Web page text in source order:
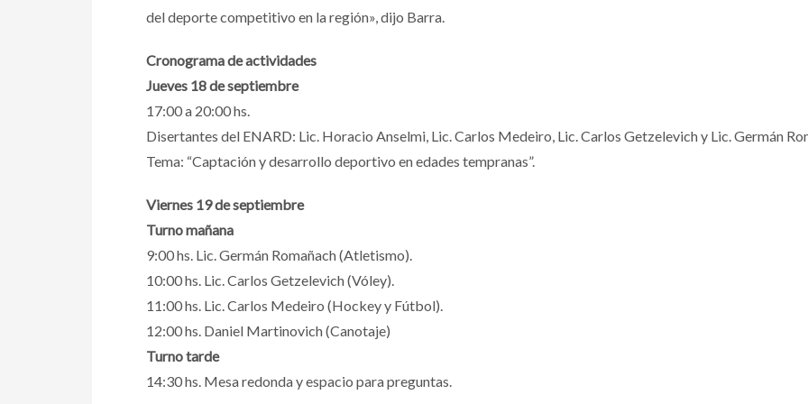
del deporte competitivo en la región», dijo Barra.
Cronograma de actividades
Jueves 18 de septiembre
17:00 a 20:00 hs.
Disertantes del ENARD: Lic. Horacio Anselmi, Lic. Carlos Medeiro, Lic. Carlos Getzelevich y Lic. Germán
Tema: “Captación y desarrollo deportivo en edades tempranas”.
Viernes 19 de septiembre
Turno mañana
9:00 hs. Lic. Germán Romañach (Atletismo).
10:00 hs. Lic. Carlos Getzelevich (Vóley).
11:00 hs. Lic. Carlos Medeiro (Hockey y Fútbol).
12:00 hs. Daniel Martinovich (Canotaje)
Turno tarde
14:30 hs. Mesa redonda y espacio para preguntas.